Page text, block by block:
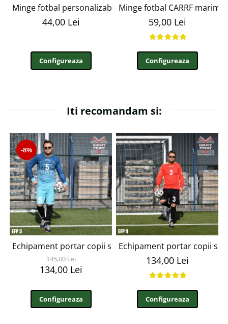
Minge fotbal personalizabila cu poza si text MFN12
44,00 Lei
Configureaza
Minge fotbal CARRF
59,00 Lei
Configureaza
Iti recomandam si:
-8%
Echipament portar copii si adulti personalizabil EFP3
145,00 Lei
134,00 Lei
Configureaza
Echipament portar copii si
134,00 Lei
Configureaza